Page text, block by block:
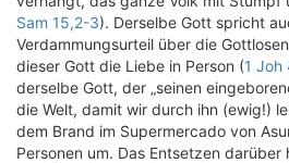
Sam 15,2-3). Derselbe Gott spricht
Verdammungsurteil über die
dieser Gott die Liebe in Person (1 Joh
derselbe Gott, der „seinen
die Welt, damit wir durch ihn (ewig!)
dem Brand im Supermercado von
Personen um. Das Entsetzen